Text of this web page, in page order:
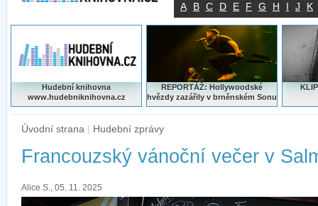
A B C D E F G H I J K
Hudební knihovna
www.hudebniknihovna.cz
REPORTÁŽ: Hollywoodské
hvězdy zazářily v brněnském Sonu
Úvodní strana | Hudební zprávy
Francouzský vánoční večer v
Alice S., 05. 11. 2025